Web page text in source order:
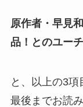
原作者・早見
品！とのユー
と、以上の3項
最後までお読